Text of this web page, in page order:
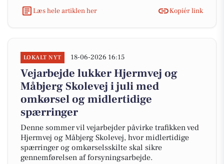
Læs hele artiklen her Kopiér link
LOKALT NYT 18-06-2026 16:15
Vejarbejde lukker Hjermvej og
Måbjerg Skolevej i juli med
omkørsel og midlertidige
spærringer
Denne sommer vil vejarbejder påvirke trafikken ved
Hjermvej og Måbjerg Skolevej, hvor midlertidige
spærringer og omkørselsskilte skal sikre
gennemførelsen af forsyningsarbejde.